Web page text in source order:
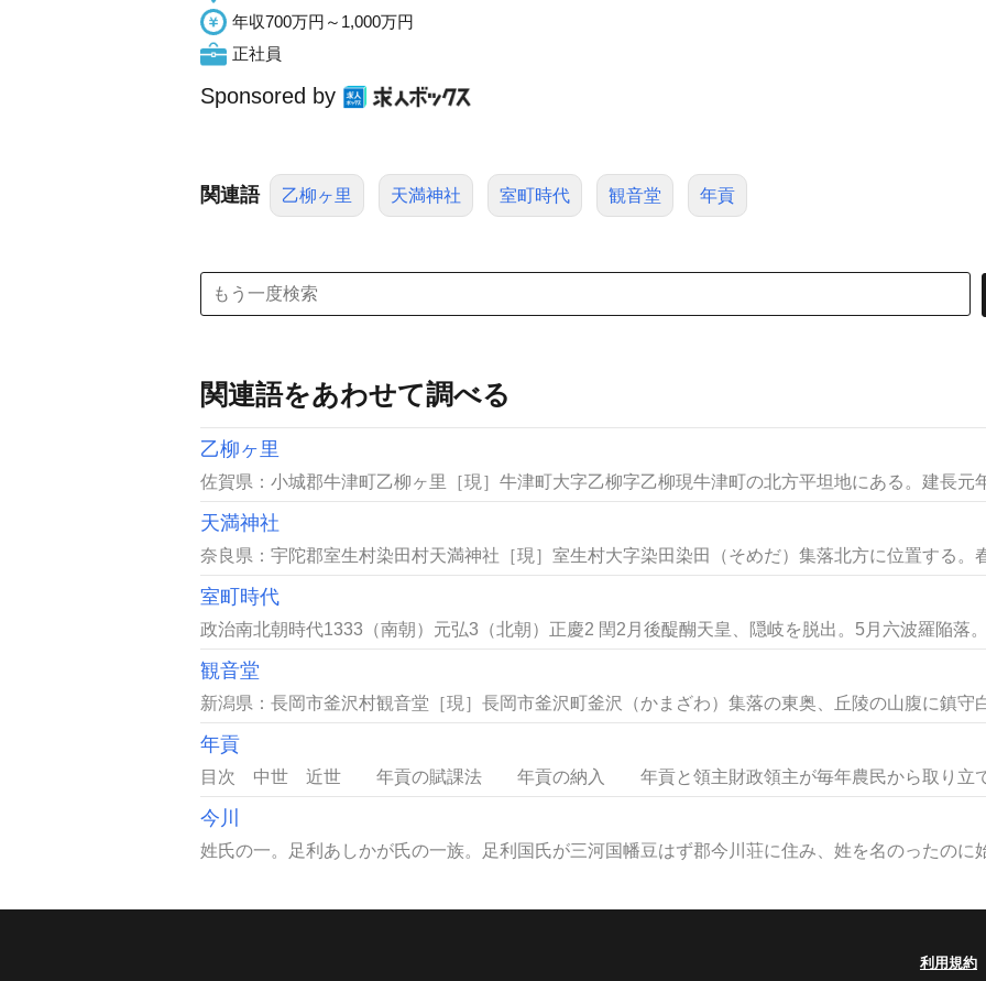
年収700万円～1,000万円
正社員
Sponsored by
関連語 乙柳ヶ里 天満神社 室町時代 観音堂 年貢
関連語をあわせて調べる
乙柳ヶ里
佐賀県：小城郡牛津町乙柳ヶ里［現］牛津町大字乙柳字乙柳現牛津町の北方平坦地にある。建長元
天満神社
奈良県：宇陀郡室生村染田村天満神社［現］室生村大字染田染田（そめだ）集落北方に位置する。
室町時代
政治南北朝時代1333（南朝）元弘3（北朝）正慶2 閏2月後醍醐天皇、隠岐を脱出。5月六波羅陥落。
観音堂
新潟県：長岡市釜沢村観音堂［現］長岡市釜沢町釜沢（かまざわ）集落の東奥、丘陵の山腹に鎮守
年貢
目次 中世 近世 年貢の賦課法 年貢の納入 年貢と領主財政領主が毎年農民から取り立て
今川
姓氏の一。足利あしかが氏の一族。足利国氏が三河国幡豆はず郡今川荘に住み、姓を名のったのに
利用規約